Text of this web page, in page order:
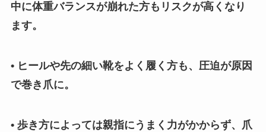
中に体重バランスが崩れた方もリスクが高くなり
ます。
• ヒールや先の細い靴をよく履く方も、圧迫が原因
で巻き爪に。
• 歩き方によっては親指にうまく力がかからず、爪